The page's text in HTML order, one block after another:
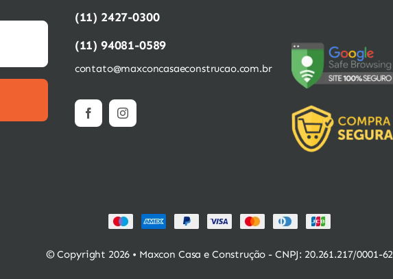
(11) 2427-0300
(11) 94081-0589
contato@maxconcasaeconstrucao.com.br
© Copyright 2026 • Maxcon Casa e Construção - CNPJ: 20.261.217/0001-62